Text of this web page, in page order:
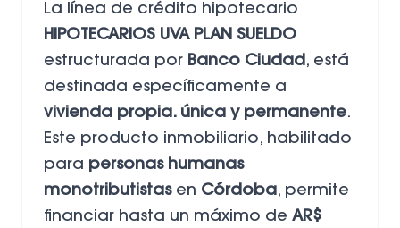
La línea de crédito hipotecario
HIPOTECARIOS UVA PLAN SUELDO
estructurada por Banco Ciudad , está
destinada específicamente a
vivienda propia. única y permanente.
Este producto inmobiliario, habilitado
para personas humanas
monotributistasen Córdoba, permite
financiar hasta un máximo de AR$